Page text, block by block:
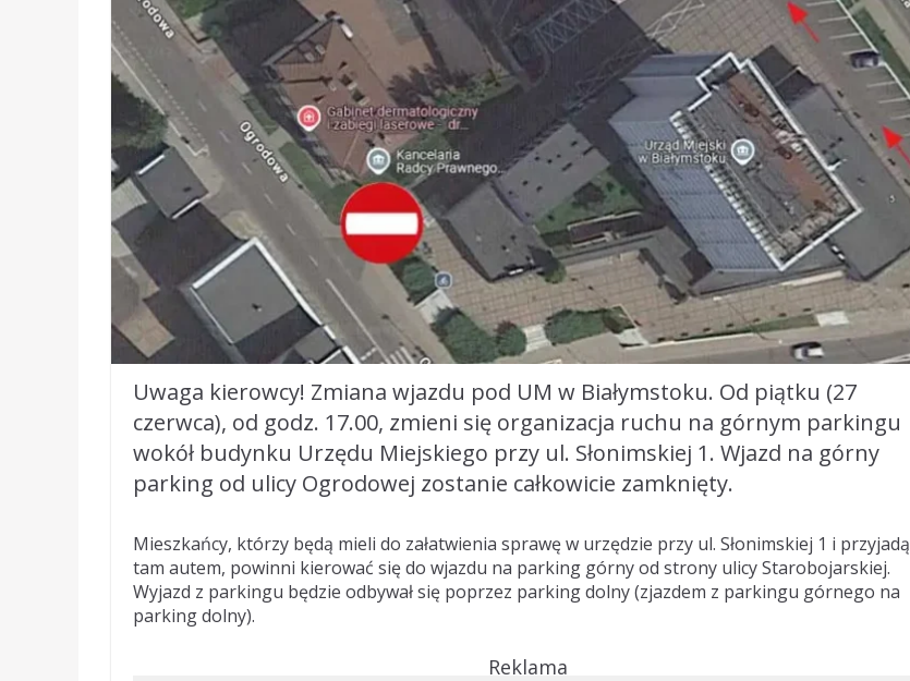
Uwaga kierowcy! Zmiana wjazdu pod UM w Białymstoku. Od piątku (27
czerwca), od godz. 17.00, zmieni się organizacja ruchu na górnym parkingu
wokół budynku Urzędu Miejskiego przy ul. Słonimskiej 1. Wjazd na górny
parking od ulicy Ogrodowej zostanie całkowicie zamknięty.
Mieszkańcy, którzy będą mieli do załatwienia sprawę w urzędzie przy ul. Słonimskiej 1 i przyjadą
tam autem, powinni kierować się do wjazdu na parking górny od strony ulicy Starobojarskiej.
Wyjazd z parkingu będzie odbywał się poprzez parking dolny (zjazdem z parkingu górnego na
parking dolny).
Reklama